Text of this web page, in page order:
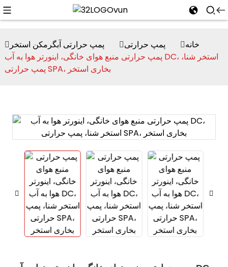
خانه پمپ حرارتی
پمپ حرارتی آبگرمکن استخر
پمپ حرارتی منبع هوای خانگی، اینورتر هوا به آب DC، استخر شنا،
پمپ حرارتی SPA، بخاری استخر